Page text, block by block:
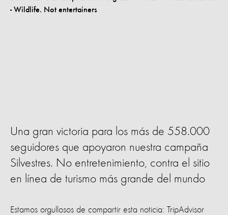
Una gran victoria para los más de 558.000
seguidores que apoyaron nuestra campaña
Silvestres. No entretenimiento, contra el sitio
en línea de turismo más grande del mundo
Estamos orgullosos de compartir esta noticia: TripAdvisor